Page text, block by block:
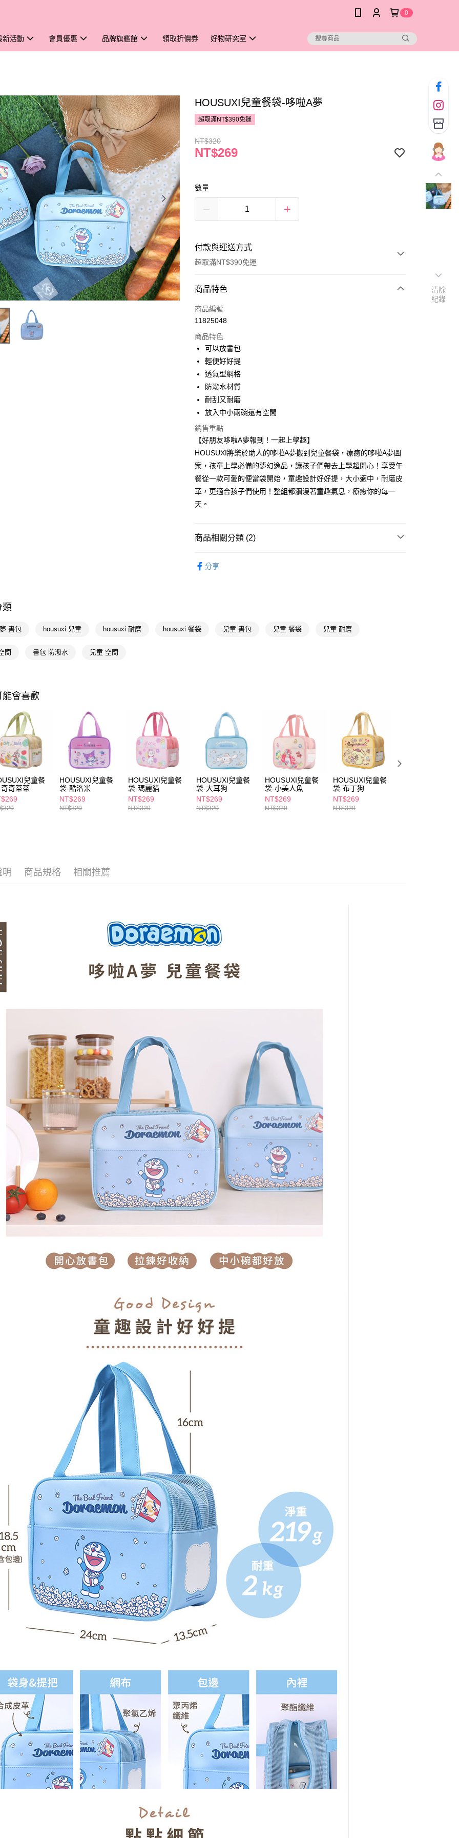
0
新活動 會員優惠 品牌旗艦館 領取折價券 好物研究室
HOUSUXI兒童餐袋-哆啦A夢
超取滿NT$390免運
NT$320
NT$269
數量
付款與運送方式
超取滿NT$390免運
付款方式
POYA支付
超商取貨付款
LINE Pay
Apple Pay
街口支付
Google Pay
AFTEE先享後付
相關說明
【關於「AFTEE先享後付」】
AFTEE先享後付是「在收到商品之後才付款」的支付方式。 讓您購物簡單
便利好安心！
１．簡單：不需註冊會員、不需綁卡、不需儲值。
付」結帳頁面，進行簡訊認證並確認金額後，即可完成結帳。
※ 交易是否成功請以「AFTEE先享後付 」之結帳頁面顯示為準，若有關於
https://aftee.tw/terms/#terms3
３．未成年的使用者請事先徵得法定代理人或監護人之同意方可使用
「AFTEE先享後付」，若未經同意申辦者引起之損失，本公司不負相關責
任。
４．使用「AFTEE先享後付」時，將依據個別帳號之用戶狀況，依本公司
即時審查核予不同之上限額度；若仍有額度不足之情形，本公司將視審查
結果請求用戶進行身份認證。
５．嚴禁一人註冊多個帳號或使用他人資訊註冊。若發現惡意使用之情
形，恩沛科技股份有限公司將有權停止該用戶之使用額度並採取法律行
動。
即享券
全家取貨付款
每筆NT$65，滿NT$490(含以上)免運費
宅配(本島)
每筆NT$100，滿NT$790(含以上)免運費
付款後寶雅門市自取(由倉庫統一出貨)
每筆NT$80，滿NT$290(含以上)免運費
商品特色
商品編號
11825048
商品特色
可以放書包
輕便好好提
透氣型網格
防潑水材質
耐刮又耐磨
放入中小兩碗還有空間
銷售重點
【好朋友哆啦A夢報到！一起上學趣】
HOUSUXI將樂於助人的哆啦A夢搬到兒童餐袋，療癒的哆啦A夢圖
案，孩童上學必備的夢幻逸品，讓孩子們帶去上學超開心！享受午
餐從一款可愛的便當袋開始，童趣設計好好提，大小適中，耐磨皮
革，更適合孩子們使用！整組都瀰漫著童趣氣息，療癒你的每一
天。
商品相關分類 (2)
分享
類
書包 housuxi 兒童 housuxi 耐磨 housuxi 餐袋 兒童 書包 兒童 餐袋 兒童 耐磨
間 書包 防潑水 兒童 空間
能會喜歡
兒童餐
奇蒂蒂
HOUSUXI兒童餐
袋-酷洛米
NT$269
NT$320
HOUSUXI兒童餐
袋-瑪麗貓
NT$269
NT$320
HOUSUXI兒童餐
袋-大耳狗
NT$269
NT$320
HOUSUXI兒童餐
袋-小美人魚
NT$269
NT$320
HOUSUXI兒童餐
袋-布丁狗
NT$269
NT$320
明 商品規格 相關推薦
清除
紀錄